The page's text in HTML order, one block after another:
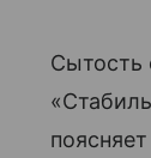
Сытость